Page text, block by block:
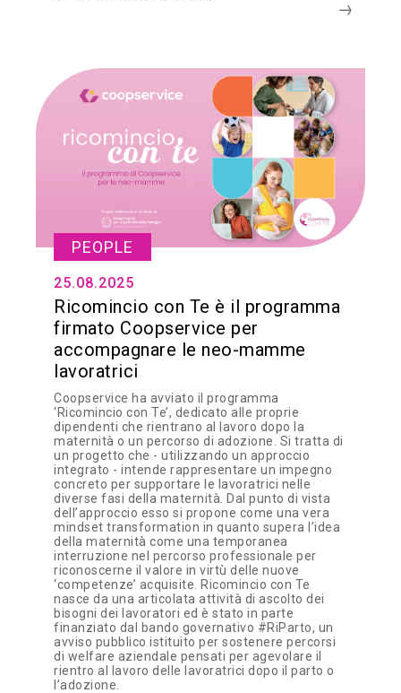
PEOPLE
25.08.2025
Ricomincio con Te è il programma
firmato Coopservice per
accompagnare le neo-mamme
lavoratrici
Coopservice ha avviato il programma
‘Ricomincio con Te’, dedicato alle proprie
dipendenti che rientrano al lavoro dopo la
maternità o un percorso di adozione. Si tratta di
un progetto che - utilizzando un approccio
integrato - intende rappresentare un impegno
concreto per supportare le lavoratrici nelle
diverse fasi della maternità. Dal punto di vista
dell’approccio esso si propone come una vera
mindset transformation in quanto supera l’idea
della maternità come una temporanea
interruzione nel percorso professionale per
riconoscerne il valore in virtù delle nuove
‘competenze’ acquisite. Ricomincio con Te
nasce da una articolata attività di ascolto dei
bisogni dei lavoratori ed è stato in parte
finanziato dal bando governativo #RiParto, un
avviso pubblico istituito per sostenere percorsi
di welfare aziendale pensati per agevolare il
rientro al lavoro delle lavoratrici dopo il parto o
l’adozione.